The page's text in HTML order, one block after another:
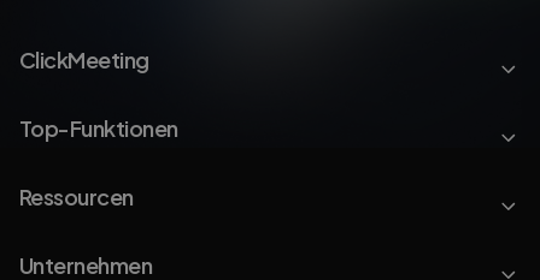
ClickMeeting
Top-Funktionen
Ressourcen
Unternehmen